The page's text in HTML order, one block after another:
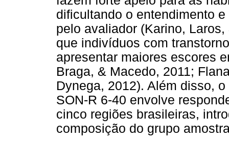
dificultando o entendimento
pelo avaliador (Karino,
que indivíduos com
apresentar maiores escores
Braga, & Macedo, 2011;
Dynega, 2012). Além disso,
SON-R 6-40 envolve
cinco regiões brasileiras,
composição do grupo